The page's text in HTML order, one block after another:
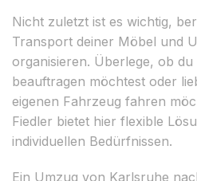
Nicht zuletzt ist es wichtig,
Transport deiner Möbel und
organisieren. Überlege, ob du
beauftragen möchtest oder
eigenen Fahrzeug fahren
Fiedler bietet hier flexible
individuellen Bedürfnissen.
Ein Umzug von Karlsruhe